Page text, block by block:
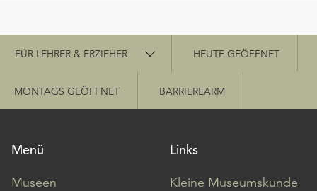
Schnellzugriff
FÜR LEHRER & ERZIEHER HEUTE GEÖFFNET
MONTAGS GEÖFFNET BARRIEREARM
Menü
Museen
Links
Kleine Museumskunde